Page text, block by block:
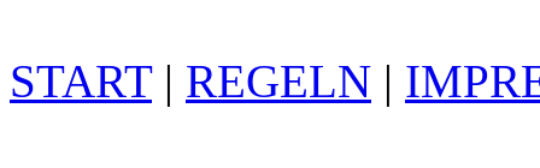
START| REGELN |